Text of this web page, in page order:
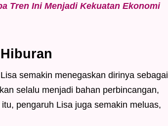
Tren Ini Menjadi Kekuatan Ekonomi
semakin menegaskan dirinya sebagai
selalu menjadi bahan perbincangan,
pengaruh Lisa juga semakin meluas,